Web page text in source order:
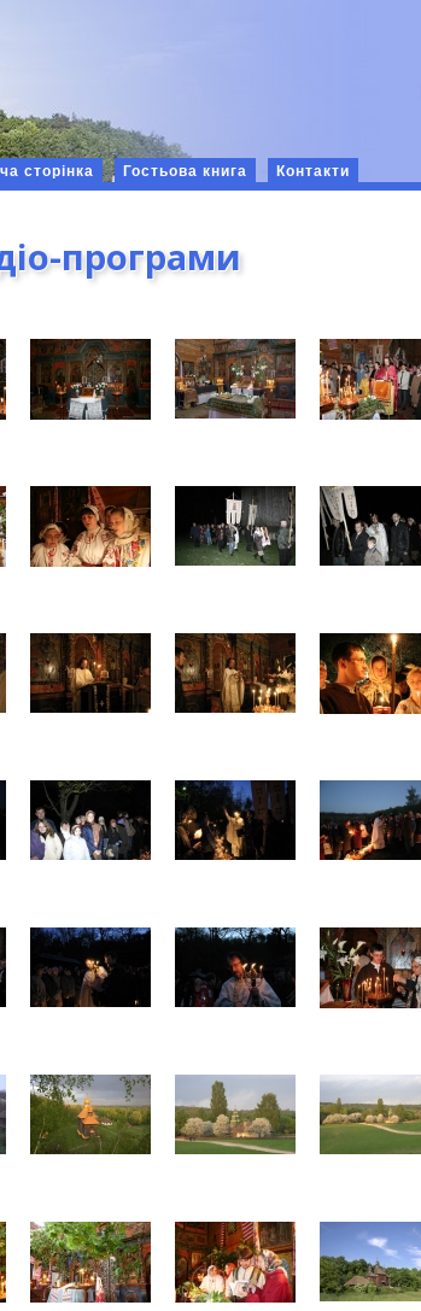
сторінка Гостьова книга Контакти
програми